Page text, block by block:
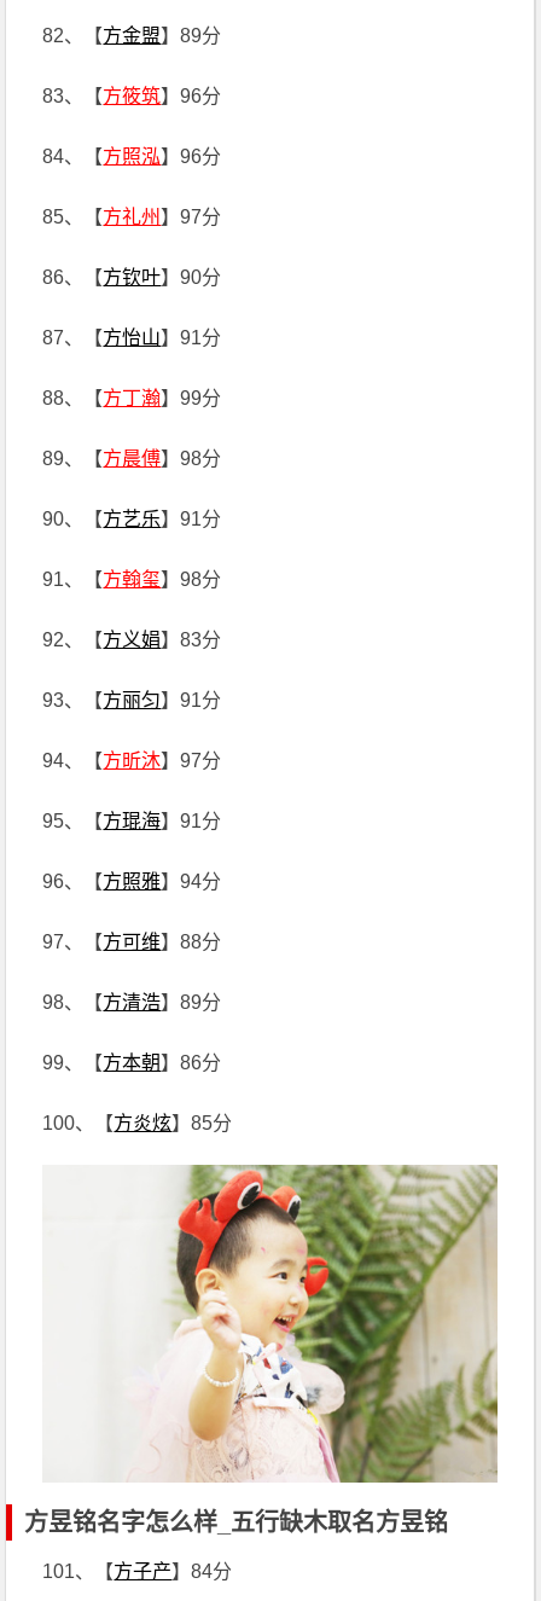
82、【方金盟】89分
83、【方筱筑】96分
84、【方照泓】96分
85、【方礼州 】97分
86、【方钦叶】90分
87、【方怡山】91分
88、【方丁瀚】99分
89、【方晨傅】98分
90、【方艺乐】91分
91、【方翰玺】98分
92、【方义娟】83分
93、【方丽匀】91分
94、【方昕沐】97分
95、【方琨海】91分
96、【方照雅】94分
97、【方可维】88分
98、【方清浩】89分
99、【方本朝】86分
100、【方炎炫】85分
方昱铭名字怎么样_五行缺木取名方昱铭
101、【方子产】84分